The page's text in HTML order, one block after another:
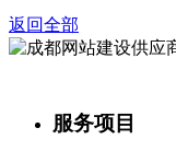
返回全部
服务项目